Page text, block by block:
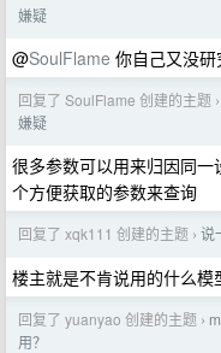
嫌疑
@SoulFlame 你自己又没
回复了 SoulFlame 创建的主题 ›
嫌疑
很多参数可以用来归因同
个方便获取的参数来查询
回复了 xqk111 创建的主题 › 说
楼主就是不肯说用的什么模
回复了 yuanyao 创建的主题 ›
用？